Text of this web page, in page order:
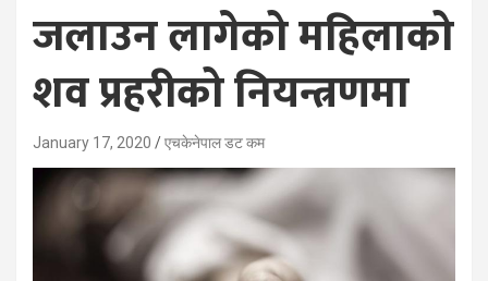
जलाउन लागेको महिलाको
शव प्रहरीको नियन्त्रणमा
January 17, 2020 एचकेनेपाल डट कम